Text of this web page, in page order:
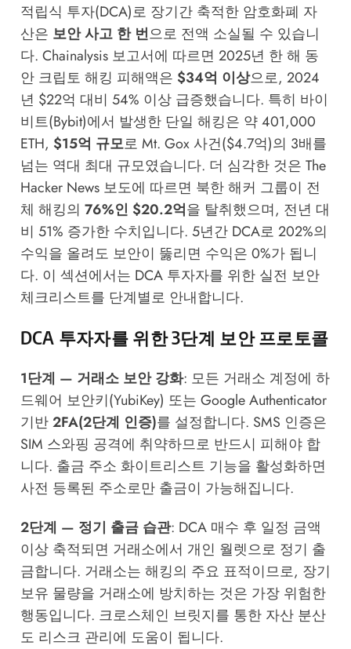
적립식 투자(DCA)로 장기간 축적한 암호화폐 자
산은 보안 사고 한 번으로 전액 소실될 수 있습니
다. Chainalysis보고서에 따르면 2025년 한 해 동
안 크립토 해킹 피해액은 $34억 이상으로, 2024
년 $22억 대비 54% 이상 급증했습니다. 특히 바이
비트(Bybit)에서 발생한 단일 해킹은 약 401,000
ETH, $15억 규모로 Mt. Gox 사건($4.7억)의 3배를
넘는 역대 최대 규모였습니다. 더 심각한 것은 The
Hacker News보도에 따르면 북한 해커 그룹이 전
체 해킹의 76%인 $20.2억을 탈취했으며, 전년 대
비 51% 증가한 수치입니다. 5년간 DCA로 202%의
수익을 올려도 보안이 뚫리면 수익은 0%가 됩니
다. 이 섹션에서는 DCA 투자자를 위한 실전 보안
체크리스트를 단계별로 안내합니다.
DCA 투자자를 위한 3단계 보안 프로토콜
1단계 — 거래소 보안 강화: 모든 거래소 계정에 하
드웨어 보안키(YubiKey) 또는 Google Authenticator
기반2FA(2단계 인증)를 설정합니다. SMS 인증은
SIM 스와핑 공격에 취약하므로 반드시 피해야 합
니다. 출금 주소 화이트리스트 기능을 활성화하면
사전 등록된 주소로만 출금이 가능해집니다.
2단계 — 정기 출금 습관: DCA 매수 후 일정 금액
이상 축적되면 거래소에서 개인 월렛으로 정기 출
금합니다. 거래소는 해킹의 주요 표적이므로, 장기
보유 물량을 거래소에 방치하는 것은 가장 위험한
행동입니다. 크로스체인 브릿지를 통한 자산 분산
도 리스크 관리에 도움이 됩니다.